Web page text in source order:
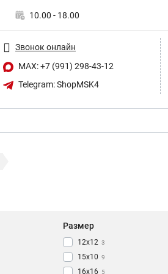
10.00 - 18.00
Звонок онлайн
MAX: +7 (991) 298-43-12
Telegram: ShopMSK4
Размер
12x12 3
15х10 9
16x16 5